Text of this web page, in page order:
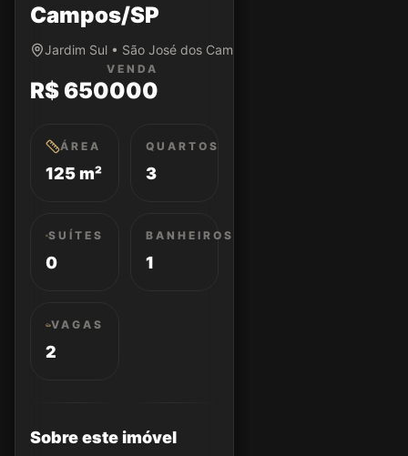
Campos/SP
Jardim Sul • São José dos Campos/SP
VENDA
R$ 650000
ÁREA
125 m²
QUARTOS
3
SUÍTES
0
BANHEIROS
1
VAGAS
2
Sobre este imóvel